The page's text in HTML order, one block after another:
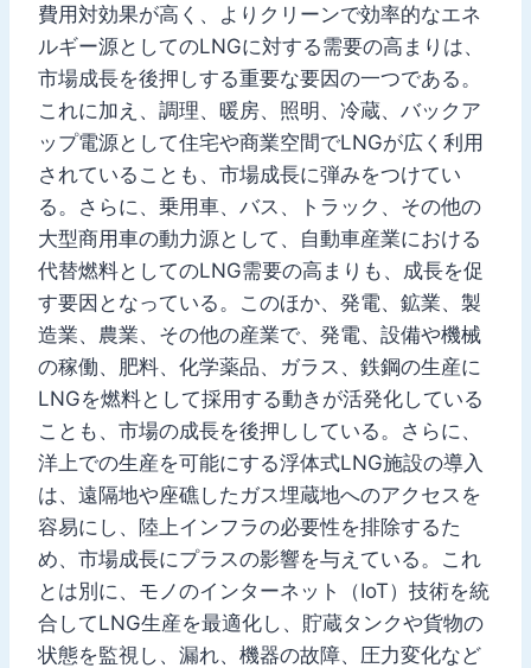
費用対効果が高く、よりクリーンで効率的なエネ
ルギー源としてのLNGに対する需要の高まりは、
市場成長を後押しする重要な要因の一つである。
これに加え、調理、暖房、照明、冷蔵、バックア
ップ電源として住宅や商業空間でLNGが広く利用
されていることも、市場成長に弾みをつけてい
る。さらに、乗用車、バス、トラック、その他の
大型商用車の動力源として、自動車産業における
代替燃料としてのLNG需要の高まりも、成長を促
す要因となっている。このほか、発電、鉱業、製
造業、農業、その他の産業で、発電、設備や機械
の稼働、肥料、化学薬品、ガラス、鉄鋼の生産に
LNGを燃料として採用する動きが活発化している
ことも、市場の成長を後押ししている。さらに、
洋上での生産を可能にする浮体式LNG施設の導入
は、遠隔地や座礁したガス埋蔵地へのアクセスを
容易にし、陸上インフラの必要性を排除するた
め、市場成長にプラスの影響を与えている。これ
とは別に、モノのインターネット（IoT）技術を統
合してLNG生産を最適化し、貯蔵タンクや貨物の
状態を監視し、漏れ、機器の故障、圧力変化など